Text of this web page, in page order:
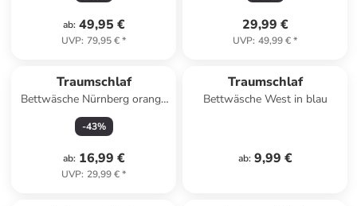
ab: 49,95 €
UVP: 79,95 €*
29,99 €
UVP: 49,99 €*
Traumschlaf
Bettwäsche Nürnberg orange
in orange
-43%
ab: 16,99 €
UVP: 29,99 €*
Traumschlaf
Bettwäsche West in blau
ab: 9,99 €